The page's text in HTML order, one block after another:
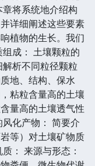
将系统地介绍构
详细阐述这些要素
植物的生长。我们
成： 土壤颗粒的
析不同粒径颗粒
地、结构、保水
粘粒含量高的土壤
量高的土壤透气性
化产物： 简要介
等）对土壤矿物质
： 来源与形态：